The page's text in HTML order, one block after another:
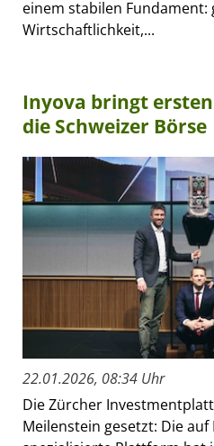
einem stabilen Fundament:
Wirtschaftlichkeit,...
Inyova bringt
die Schweizer Börse
22.01.2026, 08:34 Uhr
Die Zürcher
Meilenstein gesetzt: Die